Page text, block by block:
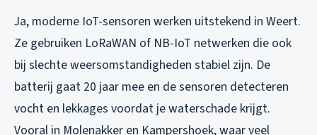
Ja, moderne IoT-sensoren werken uitstekend in Weert.
Ze gebruiken LoRaWAN of NB-IoT netwerken die ook
bij slechte weersomstandigheden stabiel zijn. De
batterij gaat 20 jaar mee en de sensoren detecteren
vocht en lekkages voordat je waterschade krijgt.
Vooral in Molenakker en Kampershoek, waar veel